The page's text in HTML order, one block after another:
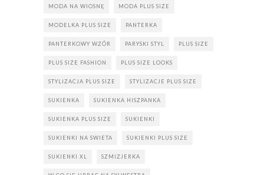
MODA NA WIOSNĘ MODA PLUS SIZE
MODELKA PLUS SIZE PANTERKA
PANTERKOWY WZÓR PARYSKI STYL PLUS SIZE
PLUS SIZE FASHION PLUS SIZE LOOKS
STYLIZACJA PLUS SIZE STYLIZACJE PLUS SIZE
SUKIENKA SUKIENKA HISZPANKA
SUKIENKA PLUS SIZE SUKIENKI
SUKIENKI NA SWIETA SUKIENKI PLUS SIZE
SUKIENKI XL SZMIZJERKA